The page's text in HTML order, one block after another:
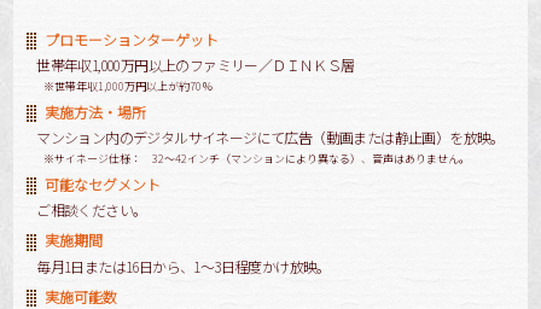
プロモーションターゲット
世帯年収1,000万円以上のファミリー／ＤＩＮＫＳ層
※世帯年収1,000万円以上が約70％
実施方法・場所
マンション内のデジタルサイネージにて広告（動画または静止画）を放映。
※サイネージ仕様： 32～42インチ（マンションにより異なる）、音声はありません。
可能なセグメント
ご相談ください。
実施期間
毎月1日または16日から、1～3日程度かけ放映。
実施可能数